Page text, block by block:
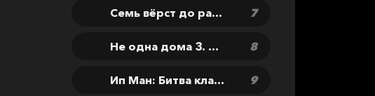
Семь вёрст до рассвета (2026) скачать фильм бесплатно
Не одна дома 3. Выпускной (2026) скачать фильм бесплатно
Ип Ман: Битва кланов (2026) скачать фильм бесплатно